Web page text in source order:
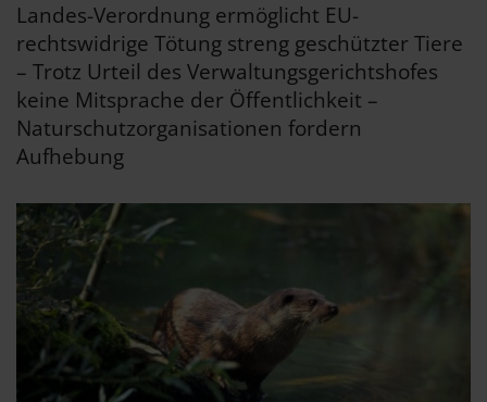
Landes-Verordnung ermöglicht EU-
rechtswidrige Tötung streng geschützter Tiere
– Trotz Urteil des Verwaltungsgerichtshofes
keine Mitsprache der Öffentlichkeit –
Naturschutzorganisationen fordern
Aufhebung